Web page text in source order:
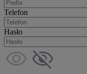
Telefon
Hasło